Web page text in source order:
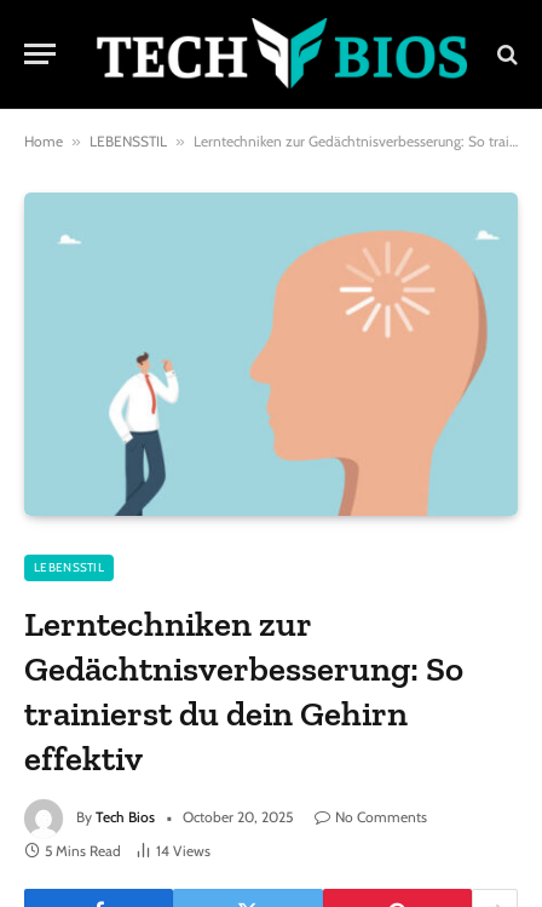
Home » LEBENSSTIL » Lerntechniken zur Gedächtnisverbesserung: So trainierst du dein Gehirn effektiv
LEBENSSTIL
Lerntechniken zur
Gedächtnisverbesserung: So
trainierst du dein Gehirn
effektiv
By Tech Bios October 20, 2025
No Comments
5 Mins Read
14 Views